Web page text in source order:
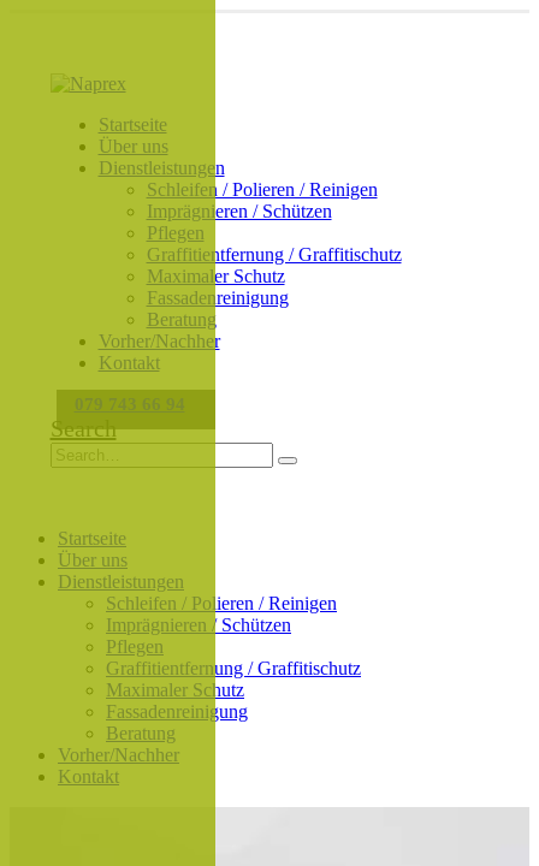
Startseite
Über uns
Dienstleistungen
Schleifen / Polieren / Reinigen
Imprägnieren / Schützen
Pflegen
Graffitientfernung / Graffitischutz
Maximaler Schutz
Fassadenreinigung
Beratung
Vorher/Nachher
Kontakt
079 743 66 94
Search
Startseite
Über uns
Dienstleistungen
Schleifen / Polieren / Reinigen
Imprägnieren / Schützen
Pflegen
Graffitientfernung / Graffitischutz
Maximaler Schutz
Fassadenreinigung
Beratung
Vorher/Nachher
Kontakt